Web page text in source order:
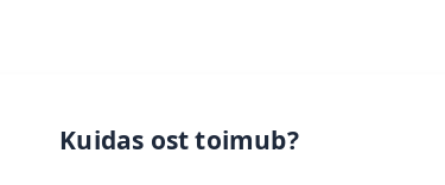
Kuidas ost toimub?